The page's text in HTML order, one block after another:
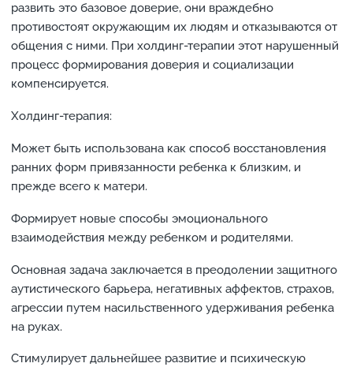
развить это базовое доверие, они враждебно
противостоят окружающим их людям и отказываются от
общения с ними. При холдинг-терапии этот нарушенный
процесс формирования доверия и социализации
компенсируется.
Холдинг-терапия:
Может быть использована как способ восстановления
ранних форм привязанности ребенка к близким, и
прежде всего к матери.
Формирует новые способы эмоционального
взаимодействия между ребенком и родителями.
Основная задача заключается в преодолении защитного
аутистического барьера, негативных аффектов, страхов,
агрессии путем насильственного удерживания ребенка
на руках.
Стимулирует дальнейшее развитие и психическую